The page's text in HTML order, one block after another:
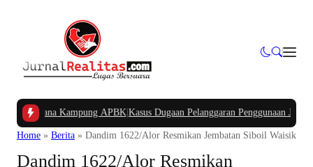
Dana Kampung APBK| Kasus Dugaan Pelanggaran Penggunaan Jalur
Home » Berita » Dandim 1622/Alor Resmikan Jembatan Siboil Waisika,
Dandim 1622/Alor Resmikan